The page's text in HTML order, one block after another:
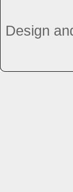
Design